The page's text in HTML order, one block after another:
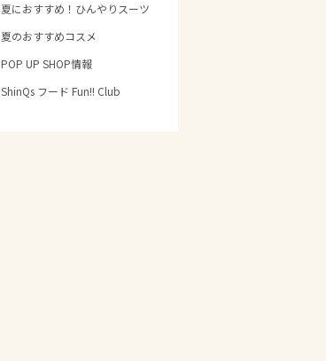
夏におすすめ！ひんやりスーツ
夏のおすすめコスメ
POP UP SHOP情報
ShinQs フード Fun!! Club